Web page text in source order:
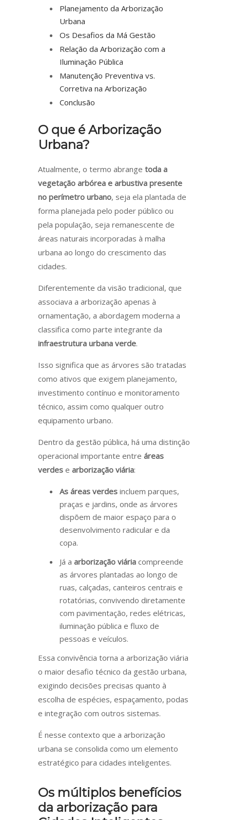
Planejamento da Arborização
Urbana
Os Desafios da Má Gestão
Relação da Arborização com a
Iluminação Pública
Manutenção Preventiva vs.
Corretiva na Arborização
Conclusão
O que é Arborização
Urbana?
Atualmente, o termo abrange toda a
vegetação arbórea e arbustiva presente
no perímetro urbano, seja ela plantada de
forma planejada pelo poder público ou
pela população, seja remanescente de
áreas naturais incorporadas à malha
urbana ao longo do crescimento das
cidades.
Diferentemente da visão tradicional, que
associava a arborização apenas à
ornamentação, a abordagem moderna a
classifica como parte integrante da
infraestrutura urbana verde.
Isso significa que as árvores são tratadas
como ativos que exigem planejamento,
investimento contínuo e monitoramento
técnico, assim como qualquer outro
equipamento urbano.
Dentro da gestão pública, há uma distinção
operacional importante entre áreas
verdes e arborização viária:
As áreas verdes incluem parques,
praças e jardins, onde as árvores
dispõem de maior espaço para o
desenvolvimento radicular e da
copa.
Já a arborização viária compreende
as árvores plantadas ao longo de
ruas, calçadas, canteiros centrais e
rotatórias, convivendo diretamente
com pavimentação, redes elétricas,
iluminação pública e fluxo de
pessoas e veículos.
Essa convivência torna a arborização viária
o maior desafio técnico da gestão urbana,
exigindo decisões precisas quanto à
escolha de espécies, espaçamento, podas
e integração com outros sistemas.
É nesse contexto que a arborização
urbana se consolida como um elemento
estratégico para cidades inteligentes.
Os múltiplos benefícios
da arborização para